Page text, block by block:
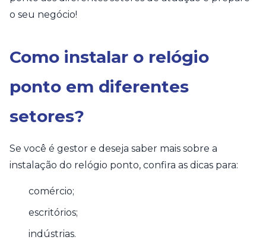
o seu negócio!
Como instalar o relógio
ponto em diferentes
setores?
Se você é gestor e deseja saber mais sobre a
instalação do relógio ponto, confira as dicas para:
comércio;
escritórios;
indústrias.